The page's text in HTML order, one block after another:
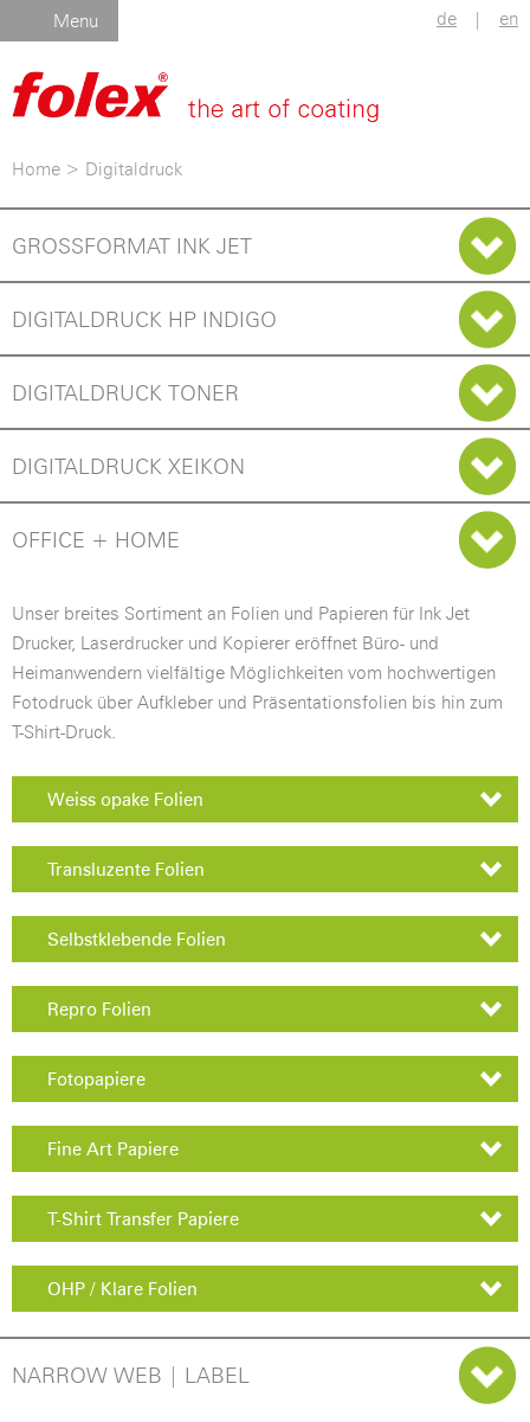
Menu de | en
Home > Digitaldruck
GROSSFORMAT INK JET
DIGITALDRUCK HP INDIGO
DIGITALDRUCK TONER
DIGITALDRUCK XEIKON
OFFICE + HOME
Unser breites Sortiment an Folien und Papieren für Ink Jet
Drucker, Laserdrucker und Kopierer eröffnet Büro- und
Heimanwendern vielfältige Möglichkeiten vom hochwertigen
Fotodruck über Aufkleber und Präsentationsfolien bis hin zum
T-Shirt-Druck.
Weiss opake Folien
Transluzente Folien
Selbstklebende Folien
Repro Folien
Fotopapiere
Fine Art Papiere
T-Shirt Transfer Papiere
OHP / Klare Folien
NARROW WEB | LABEL